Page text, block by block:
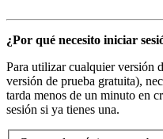
¿Por qué necesito iniciar
Para utilizar cualquier versión
versión de prueba gratuita),
tarda menos de un minuto en
sesión si ya tienes una.